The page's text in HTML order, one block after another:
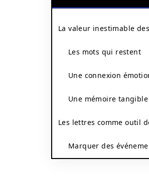
La valeur inestimable
Les mots qui restent
Une connexion
Une mémoire tangible
Les lettres comme outil
Marquer des